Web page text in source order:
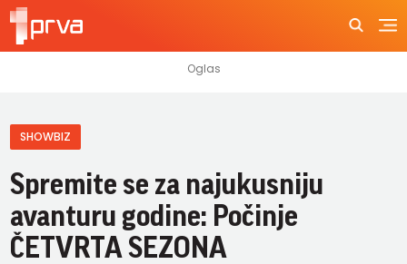
SHOWBIZ
Spremite se za najukusniju
avanturu godine: Počinje
ČETVRTA SEZONA